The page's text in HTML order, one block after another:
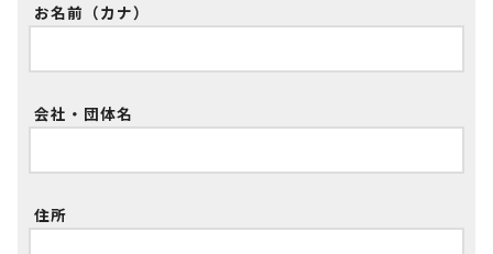
お名前（カナ）
会社・団体名
住所